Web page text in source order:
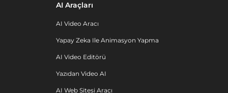
AI Araçları
AI Video Aracı
Yapay Zeka Ile Animasyon Yapma
AI Video Editörü
Yazıdan Video AI
AI Web Sitesi Aracı